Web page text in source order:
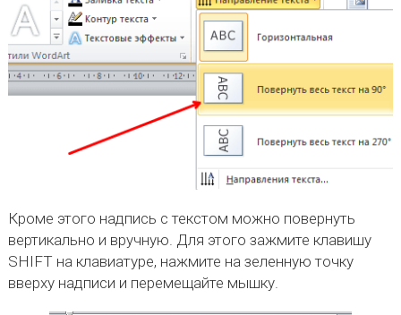
Кроме этого надпись с текстом можно повернуть
вертикально и вручную. Для этого зажмите клавишу
SHIFT на клавиатуре, нажмите на зеленную точку
вверху надписи и перемещайте мышку.